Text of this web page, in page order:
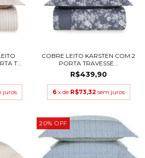
T...
juros
COBRE LEITO KARSTEN COM 2
PORTA TRAVESSE...
R$439,90
6 x de R$73,32 sem juros
20% OFF